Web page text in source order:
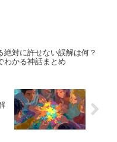
絶対に許せない誤解は何？
わかる神話まとめ